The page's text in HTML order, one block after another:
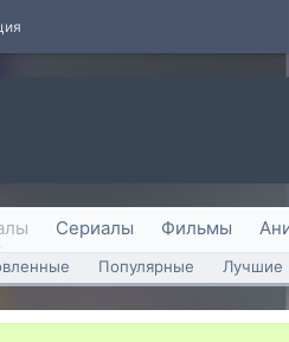
Сериалы Фильмы
Популярные Лучшие